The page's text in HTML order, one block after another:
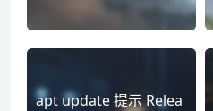
apt update 提示 Relea